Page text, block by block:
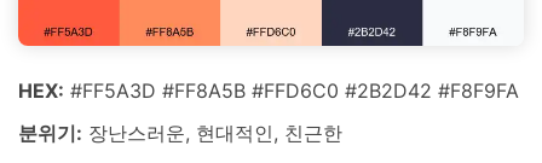
HEX: #FF5A3D #FF8A5B #FFD6C0 #2B2D42 #F8F9FA
분위기: 장난스러운, 현대적인, 친근한